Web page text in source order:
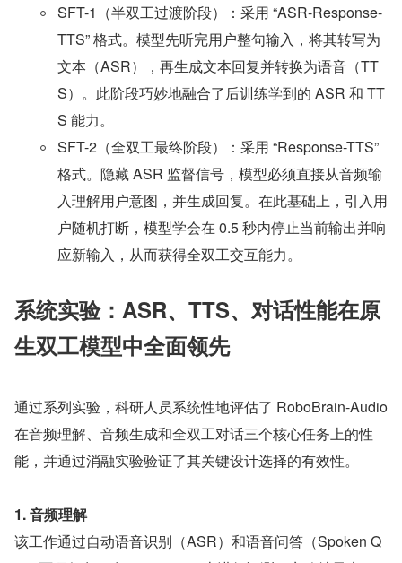
SFT-1（半双工过渡阶段）：采用 “ASR-Response-
TTS” 格式。模型先听完用户整句输入，将其转写为
文本（ASR），再生成文本回复并转换为语音（TT
S）。此阶段巧妙地融合了后训练学到的 ASR 和 TT
S 能力。
SFT-2（全双工最终阶段）：采用 “Response-TTS”
格式。隐藏 ASR 监督信号，模型必须直接从音频输
入理解用户意图，并生成回复。在此基础上，引入用
户随机打断，模型学会在 0.5 秒内停止当前输出并响
应新输入，从而获得全双工交互能力。
系统实验：ASR、TTS、对话性能在原
生双工模型中全面领先
通过系列实验，科研人员系统性地评估了 RoboBrain-Audio
在音频理解、音频生成和全双工对话三个核心任务上的性
能，并通过消融实验验证了其关键设计选择的有效性。
1. 音频理解
该工作通过自动语音识别（ASR）和语音问答（Spoken Q